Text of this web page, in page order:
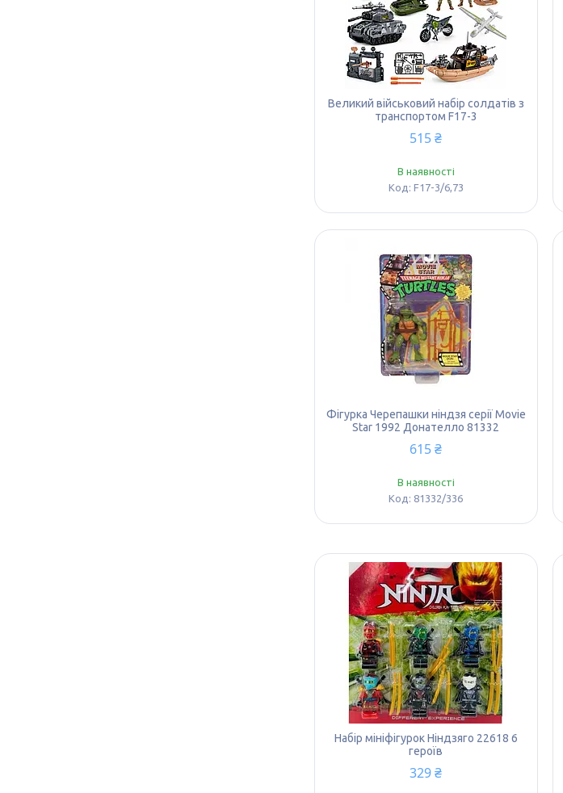
Великий військовий набір солдатів з
транспортом F17-3
515 ₴
В наявності
F17-3/6,73
Фігурка Черепашки ніндзя серії Movie
Star 1992 Донателло 81332
615 ₴
В наявності
81332/336
Набір мініфігурок Ніндзяго 22618 6
героїв
329 ₴